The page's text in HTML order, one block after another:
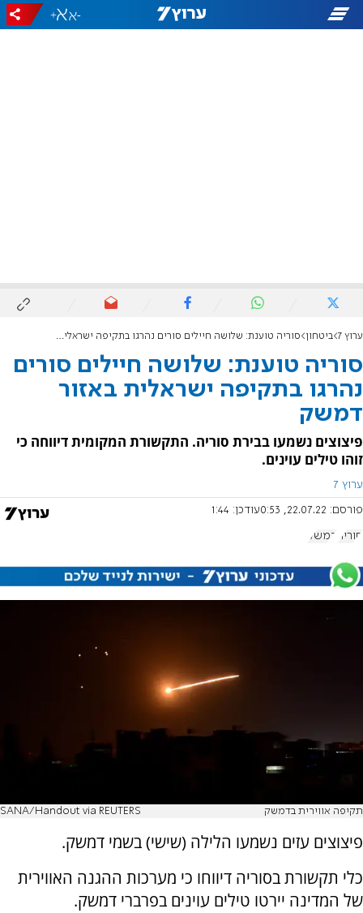
-
+
ערוץ 7 ביטחון סוריה טוענת: שלושה חיילים סורים נהרגו בתקיפה ישראלית באזור דמשק
סוריה טוענת: שלושה חיילים סורים
נהרגו בתקיפה ישראלית באזור
דמשק
פיצוצים נשמעו בבירת סוריה. התקשורת המקומית דיווחה כי
זוהו טילים עוינים.
ערוץ 7
פורסם: 22.07.22, 0:53 עודכן: 1:44
סוריה דמשק
תקיפה אווירית בדמשק SANA/Handout via REUTERS
פיצוצים עזים נשמעו הלילה (שישי) בשמי דמשק.
כלי תקשורת בסוריה דיווחו כי מערכות ההגנה האווירית
של המדינה יירטו טילים עוינים בפרברי דמשק.